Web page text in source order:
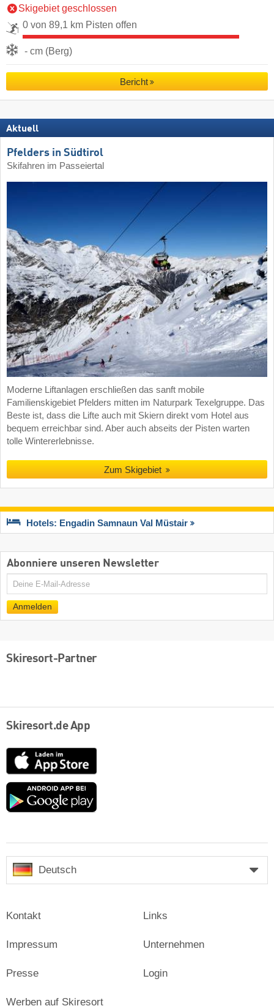
Skigebiet geschlossen
0 von 89,1 km Pisten offen
- cm (Berg)
Bericht
Aktuell
Pfelders in Südtirol
Skifahren im Passeiertal
Moderne Liftanlagen erschließen das sanft mobile
Familienskigebiet Pfelders mitten im Naturpark Texelgruppe. Das
Beste ist, dass die Lifte auch mit Skiern direkt vom Hotel aus
bequem erreichbar sind. Aber auch abseits der Pisten warten
tolle Wintererlebnisse.
Zum Skigebiet
Hotels: Engadin Samnaun Val Müstair
Abonniere unseren Newsletter
E-
Anmelden
Skiresort-Partner
Skiresort.de App
App
Store
Google
Deutsch
Kontakt
Impressum
Presse
Links
Unternehmen
Login
Werben auf Skiresort